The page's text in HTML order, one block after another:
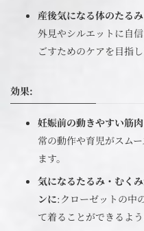
産後気になる体のたる
外見やシルエットに自
ごすためのケアを目指し
効果:
妊娠前の動きやすい筋
常の動作や育児がスム
ます。
気になるたるみ・むく
ンに:クローゼットの中
て着ることができるよう